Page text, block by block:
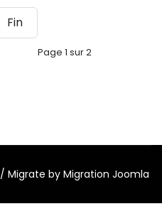
Fin
Page 1 sur 2
/ Migrate by Migration Joomla